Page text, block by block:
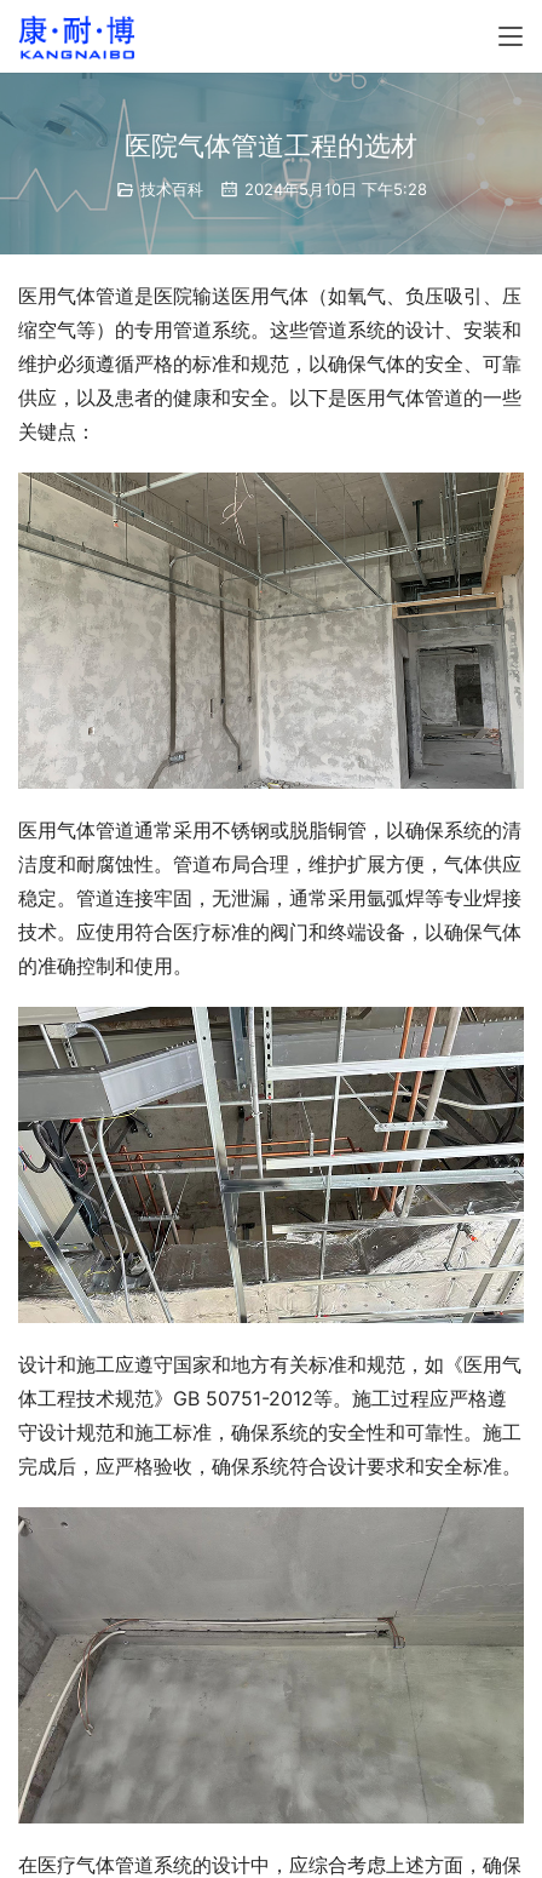
医院气体管道工程的选材
技术百科 2024年5月10日 下午5:28
医用气体管道是医院输送医用气体（如氧气、负压吸引、压
缩空气等）的专用管道系统。这些管道系统的设计、安装和
维护必须遵循严格的标准和规范，以确保气体的安全、可靠
供应，以及患者的健康和安全。以下是医用气体管道的一些
关键点：
医用气体管道通常采用不锈钢或脱脂铜管，以确保系统的清
洁度和耐腐蚀性。管道布局合理，维护扩展方便，气体供应
稳定。管道连接牢固，无泄漏，通常采用氩弧焊等专业焊接
技术。应使用符合医疗标准的阀门和终端设备，以确保气体
的准确控制和使用。
设计和施工应遵守国家和地方有关标准和规范，如《医用气
体工程技术规范》GB 50751-2012等。施工过程应严格遵
守设计规范和施工标准，确保系统的安全性和可靠性。施工
完成后，应严格验收，确保系统符合设计要求和安全标准。
在医疗气体管道系统的设计中，应综合考虑上述方面，确保